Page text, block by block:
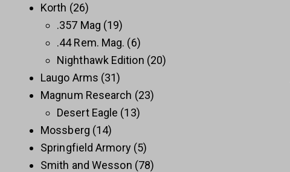
Korth 26
.357 Mag 19
.44 Rem. Mag.
6
Nighthawk Edition 20
Laugo Arms 31
Magnum Research 23
Desert Eagle 13
Mossberg 14
Springfield Armory 5
Smith and Wesson 78